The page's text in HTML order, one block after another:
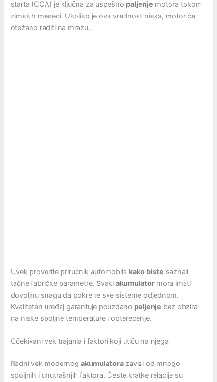
starta (CCA) je ključna za uspešno paljenje motora tokom
zimskih meseci. Ukoliko je ova vrednost niska, motor će
otežano raditi na mrazu.
Uvek proverite priručnik automobila kako biste saznali
tačne fabričke parametre. Svakiakumulator mora imati
dovoljnu snagu da pokrene sve sisteme odjednom.
Kvalitetan uređaj garantuje pouzdano paljenje bez obzira
na niske spoljne temperature i opterećenje.
Očekivani vek trajanja i faktori koji utiču na njega
Radni vek modernogakumulatora zavisi od mnogo
spoljnih i unutrašnjih faktora. Česte kratke relacije su